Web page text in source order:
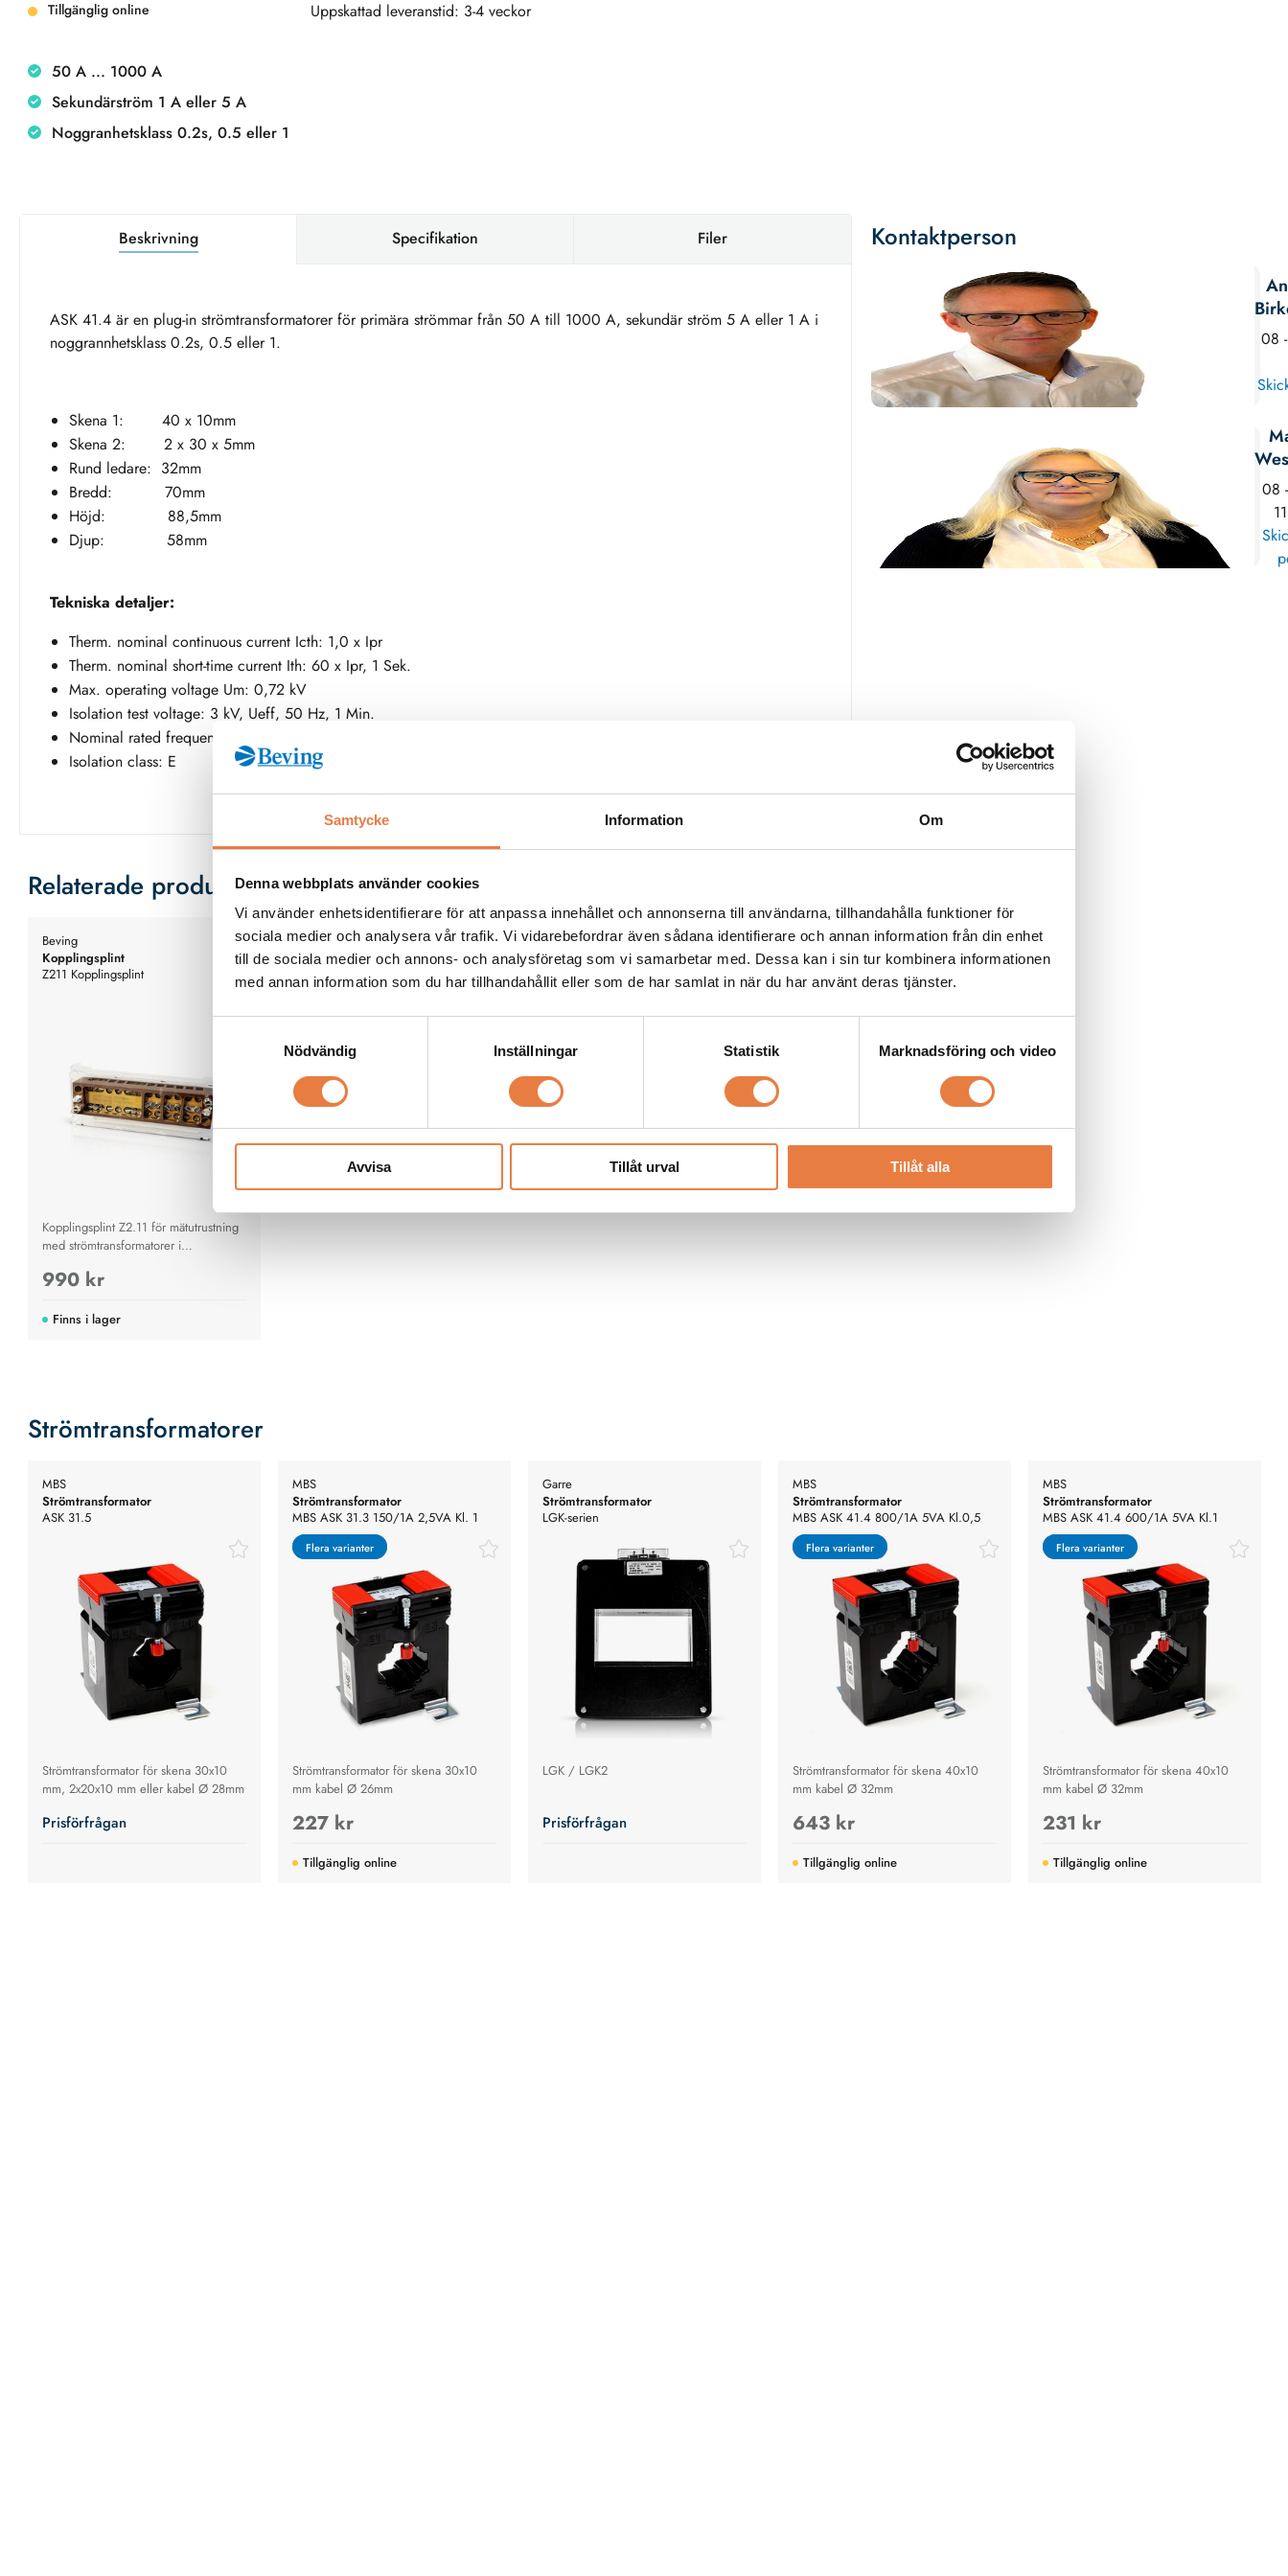
Samtycke Information Om
Denna webbplats använder cookies
Vi använder enhetsidentifierare för att anpassa innehållet och annonserna till användarna, tillhandahålla funktioner för
sociala medier och analysera vår trafik. Vi vidarebefordrar även sådana identifierare och annan information från din enhet
till de sociala medier och annons- och analysföretag som vi samarbetar med. Dessa kan i sin tur kombinera informationen
med annan information som du har tillhandahållit eller som de har samlat in när du har använt deras tjänster.
Nödvändig
Inställningar Statistik Marknadsföring och video
Avvisa Tillåt urval Tillåt alla
Tillgänglig online Uppskattad leveranstid: 3-4 veckor
50 A ... 1000 A
Sekundärström 1 A eller 5 A
Noggranhetsklass 0.2s, 0.5 eller 1
Beskrivning Specifikation Filer
ASK 41.4 är en plug-in strömtransformatorer för primära strömmar från 50 A till 1000 A, sekundär ström 5 A eller 1 A i
noggrannhetsklass 0.2s, 0.5 eller 1.
Skena 1: 40 x 10mm
Skena 2: 2 x 30 x 5mm
Rund ledare: 32mm
Bredd: 70mm
Höjd: 88,5mm
Djup: 58mm
Tekniska detaljer:
Therm. nominal continuous current Icth: 1,0 x Ipr
Therm. nominal short-time current Ith: 60 x Ipr, 1 Sek.
Max. operating voltage Um: 0,72 kV
Isolation test voltage: 3 kV, Ueff, 50 Hz, 1 Min.
Nominal rated frequency: 50/60 Hz
Isolation class: E
Kontaktperson
08
08
Relaterade produkter
Beving
Kopplingsplint
Z211 Kopplingsplint
Kopplingsplint Z2.11 för mätutrustning
med strömtransformatorer i
990 kr
Finns i lager
Strömtransformatorer
MBS
Strömtransformator
ASK 31.5
Strömtransformator för skena 30x10
mm, 2x20x10 mm eller kabel Ø 28mm
Prisförfrågan
Flera varianter
Flera varianter
MBS
Strömtransformator
MBS ASK 31.3 150/1A 2,5VA Kl. 1
Strömtransformator för skena 30x10
mm kabel Ø 26mm
227 kr
Tillgänglig online
Garre
Strömtransformator
LGK-serien
LGK / LGK2
Prisförfrågan
Flera varianter
Flera varianter
MBS
Strömtransformator
MBS ASK 41.4 800/1A 5VA Kl.0,5
Strömtransformator för skena 40x10
mm kabel Ø 32mm
643 kr
Tillgänglig online
Flera varianter
Flera varianter
MBS
Strömtransformator
MBS ASK 41.4 600/1A 5VA Kl.1
Strömtransformator för skena 40x10
mm kabel Ø 32mm
231 kr
Tillgänglig online